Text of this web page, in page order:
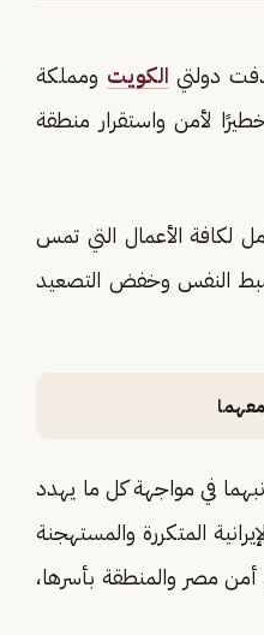
دولتي الكويت ومملكة
لأمن واستقرار منطقة
لكافة الأعمال التي تمس
ضبط النفس وخفض التصعيد
في مواجهة كل ما يهدد
المتكررة والمستهجنة
أمن مصر والمنطقة بأسرها،